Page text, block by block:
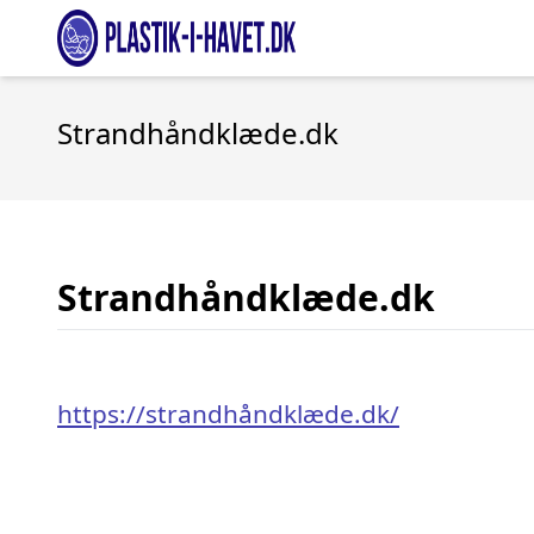
Strandhåndklæde.dk
Strandhåndklæde.dk
https://strandhåndklæde.dk/